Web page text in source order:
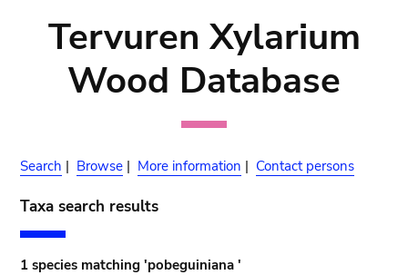
Tervuren Xylarium
Wood Database
Search | Browse | More information | Contact persons
Taxa search results
1 species matching 'pobeguiniana '